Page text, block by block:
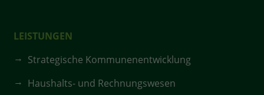
LEISTUNGEN
Strategische Kommunenentwicklung
Haushalts- und Rechnungswesen